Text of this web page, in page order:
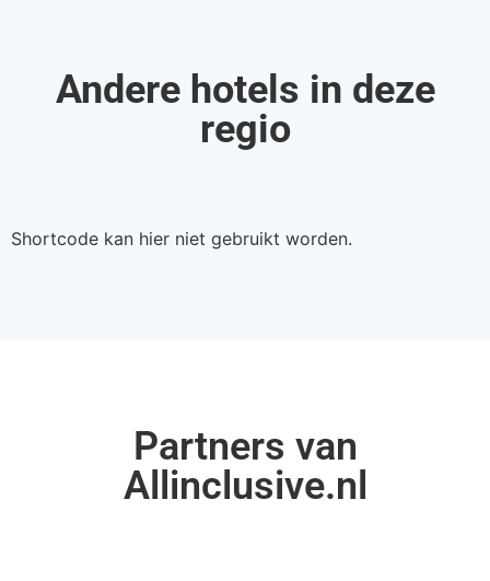
Andere hotels in deze
regio
Shortcode kan hier niet gebruikt worden.
Partners van
Allinclusive.nl